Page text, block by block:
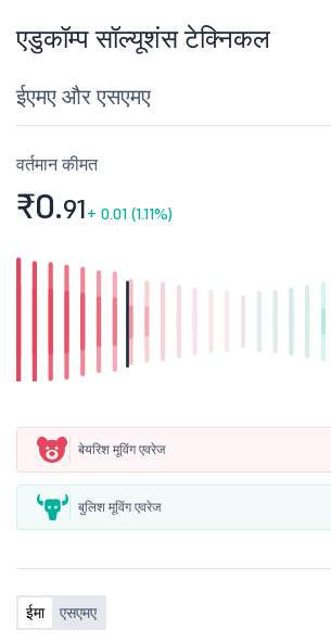
एडुकॉम्प सॉल्यूशंस टेक्निकल
ईएमए और एसएमए
वर्तमान कीमत
₹0.91+ 0.01 (1.11%)
बेयरिश मूविंग एवरेज
बुलिश मूविंग एवरेज
ईमा एसएमए